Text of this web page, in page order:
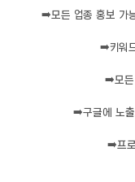
➡️모든 업종 홍보 가
➡️키워
➡️모
➡️구글에 노
➡️프